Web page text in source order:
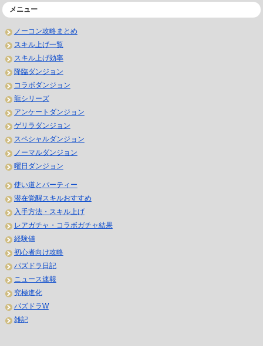
メニュー
ノーコン攻略まとめ
スキル上げ一覧
スキル上げ効率
降臨ダンジョン
コラボダンジョン
龍シリーズ
アンケートダンジョン
ゲリラダンジョン
スペシャルダンジョン
ノーマルダンジョン
曜日ダンジョン
使い道とパーティー
潜在覚醒スキルおすすめ
入手方法・スキル上げ
レアガチャ・コラボガチャ結果
経験値
初心者向け攻略
パズドラ日記
ニュース速報
究極進化
パズドラW
雑記